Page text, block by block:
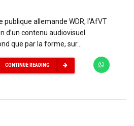
publique allemande WDR, l’AfVT
d’un contenu audiovisuel
que par la forme, sur...
CONTINUE READING